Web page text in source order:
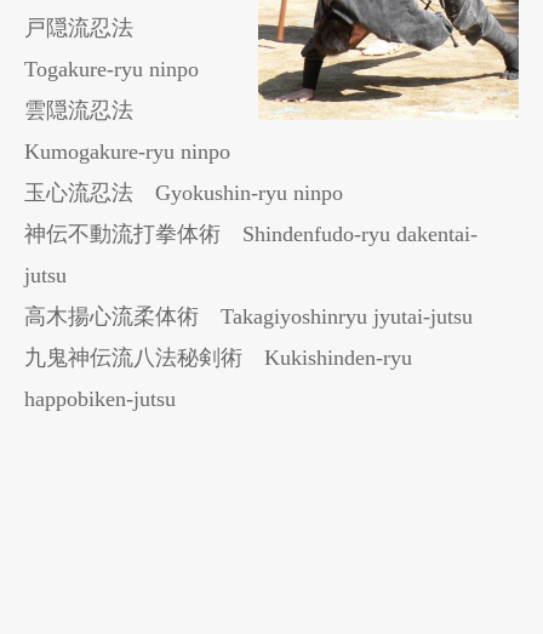
戸隠流忍法
Togakure-ryu ninpo
雲隠流忍法
Kumogakure-ryu ninpo
玉心流忍法 Gyokushin-ryu ninpo
神伝不動流打拳体術 Shindenfudo-ryu dakentai-
jutsu
高木揚心流柔体術 Takagiyoshinryu jyutai-jutsu
九鬼神伝流八法秘剣術 Kukishinden-ryu
happobiken-jutsu